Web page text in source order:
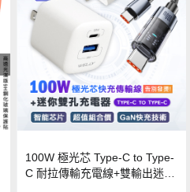
100W 極光芯 Type-C to Type-
C 耐拉傳輸充電線+雙輸出迷你